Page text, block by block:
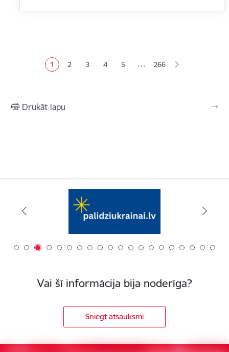
Pašreizējā lapa
1 Lapa
2 Lapa
3 Lapa
4 Lapa
5 … 266
Drukāt lapu
Vai šī informācija bija noderīga?
Sniegt atsauksmi